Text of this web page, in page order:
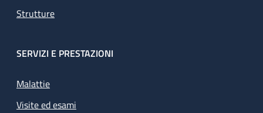
Strutture
SERVIZI E PRESTAZIONI
Malattie
Visite ed esami